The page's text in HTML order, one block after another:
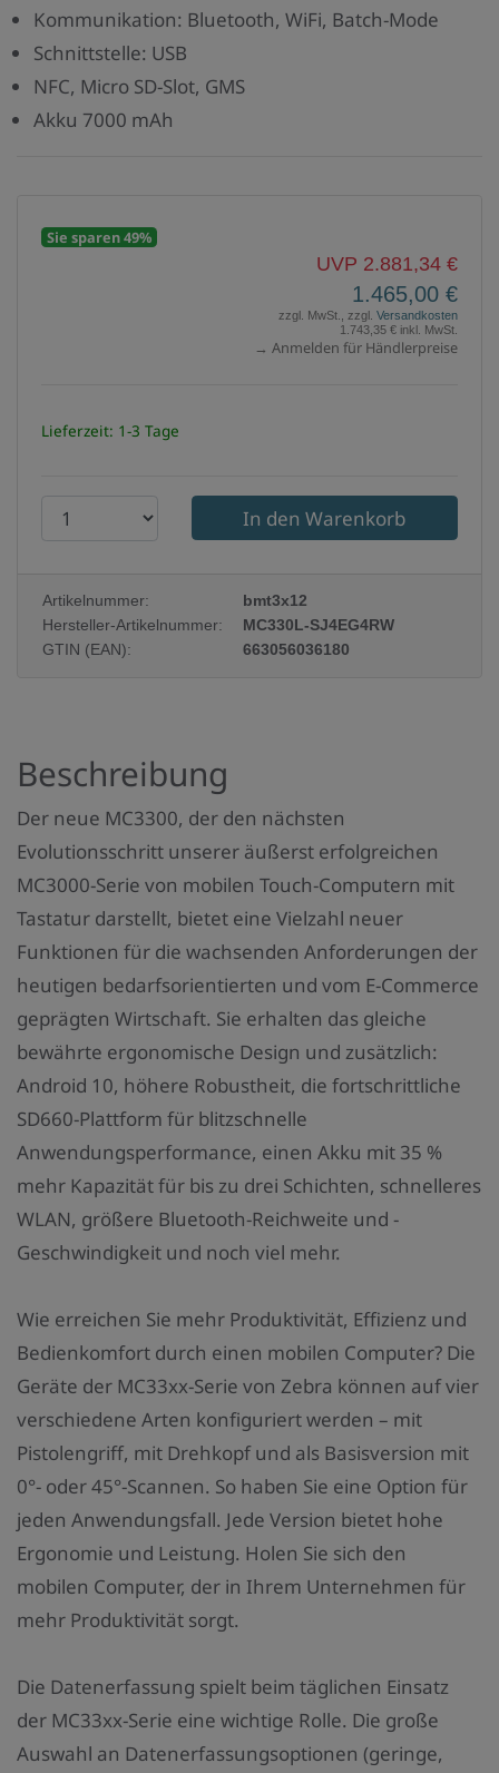
Kommunikation: Bluetooth, WiFi, Batch-Mode
Schnittstelle: USB
NFC, Micro SD-Slot, GMS
Akku 7000 mAh
Sie sparen 49%
UVP 2.881,34 €
1.465,00 €
zzgl. MwSt., zzgl. Versandkosten
1.743,35 € inkl. MwSt.
→ Anmelden für Händlerpreise
Lieferzeit: 1-3 Tage
r
d
u
n
z
a
h
l
:
Artikelnummer:
bmt3x12
Hersteller-Artikelnummer:
MC330L-SJ4EG4RW
GTIN (EAN):
663056036180
Beschreibung
Der neue MC3300, der den nächsten
Evolutionsschritt unserer äußerst erfolgreichen
MC3000-Serie von mobilen Touch-Computern mit
Tastatur darstellt, bietet eine Vielzahl neuer
Funktionen für die wachsenden Anforderungen der
heutigen bedarfsorientierten und vom E-Commerce
geprägten Wirtschaft. Sie erhalten das gleiche
bewährte ergonomische Design und zusätzlich:
Android 10, höhere Robustheit, die fortschrittliche
SD660-Plattform für blitzschnelle
Anwendungsperformance, einen Akku mit 35 %
mehr Kapazität für bis zu drei Schichten, schnelleres
WLAN, größere Bluetooth-Reichweite und -
Geschwindigkeit und noch viel mehr.
Wie erreichen Sie mehr Produktivität, Effizienz und
Bedienkomfort durch einen mobilen Computer? Die
Geräte der MC33xx-Serie von Zebra können auf vier
verschiedene Arten konfiguriert werden – mit
Pistolengriff, mit Drehkopf und als Basisversion mit
0°- oder 45°-Scannen. So haben Sie eine Option für
jeden Anwendungsfall. Jede Version bietet hohe
Ergonomie und Leistung. Holen Sie sich den
mobilen Computer, der in Ihrem Unternehmen für
mehr Produktivität sorgt.
Die Datenerfassung spielt beim täglichen Einsatz
der MC33xx-Serie eine wichtige Rolle. Die große
Auswahl an Datenerfassungsoptionen (geringe,